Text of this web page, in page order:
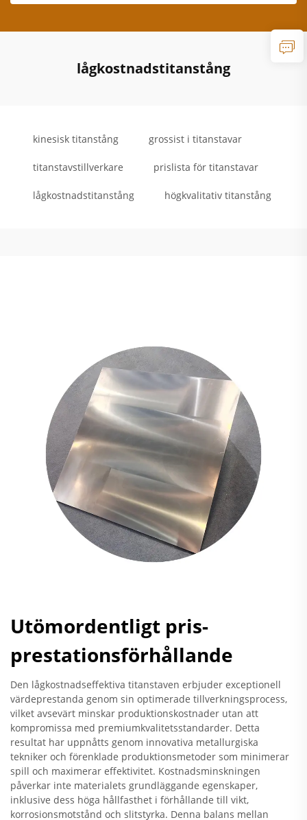
lågkostnadstitanstång
kinesisk titanstång grossist i titanstavar
titanstavstillverkare prislista för titanstavar
lågkostnadstitanstång högkvalitativ titanstång
Utömordentligt pris-
prestationsförhållande
Den lågkostnadseffektiva titanstaven erbjuder exceptionell
värdeprestanda genom sin optimerade tillverkningsprocess,
vilket avsevärt minskar produktionskostnader utan att
kompromissa med premiumkvalitetsstandarder. Detta
resultat har uppnåtts genom innovativa metallurgiska
tekniker och förenklade produktionsmetoder som minimerar
spill och maximerar effektivitet. Kostnadsminskningen
påverkar inte materialets grundläggande egenskaper,
inklusive dess höga hållfasthet i förhållande till vikt,
korrosionsmotstånd och slitstyrka. Denna balans mellan